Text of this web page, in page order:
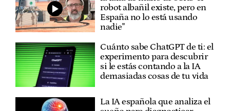
robot albañil existe, pero en
España no lo está usando
nadie"
Cuánto sabe ChatGPT de ti: el
experimento para descubrir
si le estás contando a la IA
demasiadas cosas de tu vida
La IA española que analiza el